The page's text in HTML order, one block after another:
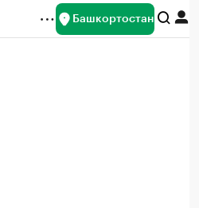
Башкортостан